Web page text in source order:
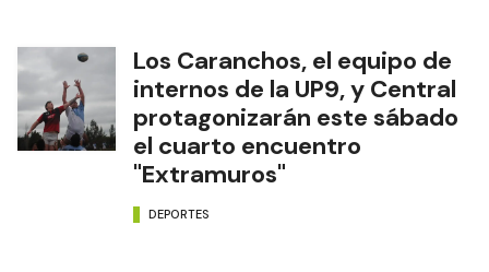
Los Caranchos, el equipo de
internos de la UP9, y Central
protagonizarán este sábado
el cuarto encuentro
"Extramuros"
DEPORTES